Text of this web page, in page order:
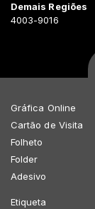
Demais Regiões
4003-9016
Gráfica Online
Cartão de Visita
Folheto
Folder
Adesivo
Etiqueta